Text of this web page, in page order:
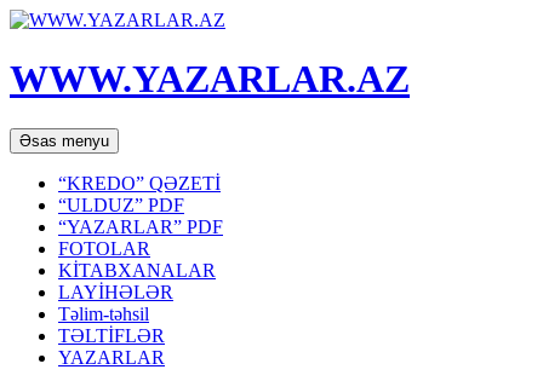
WWW.YAZARLAR.AZ
Axtar
Əsas menyu Mühtəviyyata
keç
“KREDO” QƏZETİ
“ULDUZ” PDF
“YAZARLAR” PDF
FOTOLAR
KİTABXANALAR
LAYİHƏLƏR
Təlim-təhsil
TƏLTİFLƏR
YAZARLAR